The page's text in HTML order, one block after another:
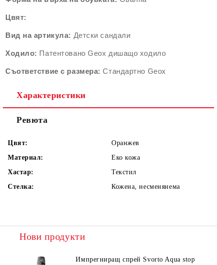
Цвят:
Вид на артикула: Детски сандали
Ходило: Патентовано Geox дишащо ходило
Съответствие с размера:Стандартно Geox
Характеристики
Ревюта
Цвят:
Оранжев
Материал:
Еко кожа
Хастар:
Текстил
Стелка:
Кожена, несменянема
Нови продукти
Импрегниращ спрей Svorto Aqua stop